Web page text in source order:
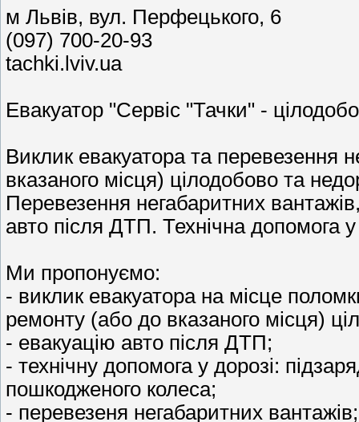
м Львів, вул. Перфецького, 6
(097) 700-20-93
tachki.lviv.ua
Евакуатор "Сервіс "Тачки" -
Виклик евакуатора та перевезення
вказаного місця) цілодобово та
Перевезення негабаритних
авто після ДТП. Технічна допомога у
Ми пропонуємо:
- виклик евакуатора на місце
ремонту (або до вказаного місця)
- евакуацію авто після ДТП;
- технічну допомога у дорозі:
пошкодженого колеса;
- перевезеня негабаритних вантажів;